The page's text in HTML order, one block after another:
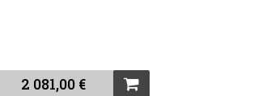
2 081,00 €